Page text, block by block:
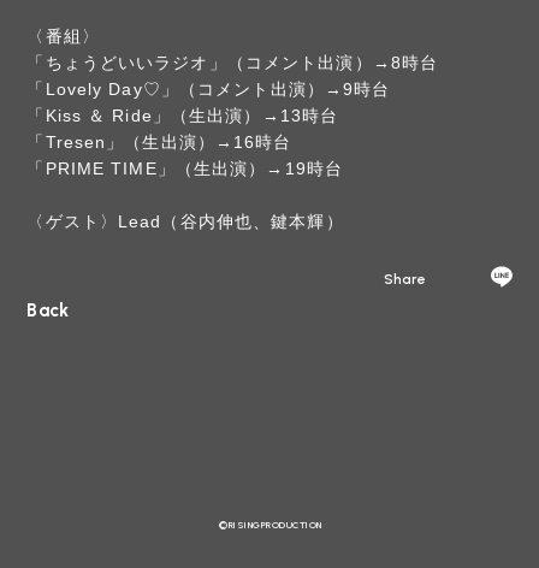
〈番組〉
「ちょうどいいラジオ」（コメント出演）→8時台
「Lovely Day♡」（コメント出演）→9時台
「Kiss ＆ Ride」（生出演）→13時台
「Tresen」（生出演）→16時台
「PRIME TIME」（生出演）→19時台
〈ゲスト〉Lead（谷内伸也、鍵本輝）
Share
Back
©RISINGPRODUCTION